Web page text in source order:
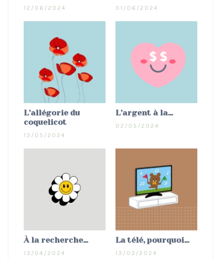
12/06/2024 01/06/2024
L’allégorie du
coquelicot
13/05/2024
L’argent à la…
02/05/2024
À la recherche…
13/04/2024
La télé, pourquoi…
13/03/2024